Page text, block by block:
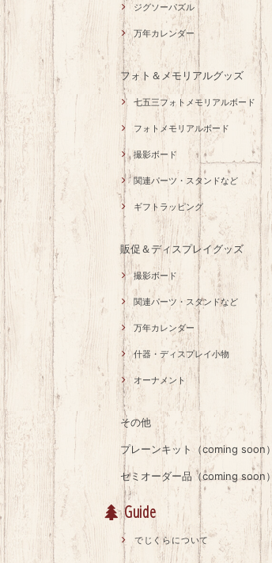
ジグソーパズル
万年カレンダー
フォト＆メモリアルグッズ
七五三フォトメモリアルボード
フォトメモリアルボード
撮影ボード
関連パーツ・スタンドなど
ギフトラッピング
販促＆ディスプレイグッズ
撮影ボード
関連パーツ・スタンドなど
万年カレンダー
什器・ディスプレイ小物
オーナメント
その他
プレーンキット（coming soon）
セミオーダー品（coming soon）
Guide
でじくらについて